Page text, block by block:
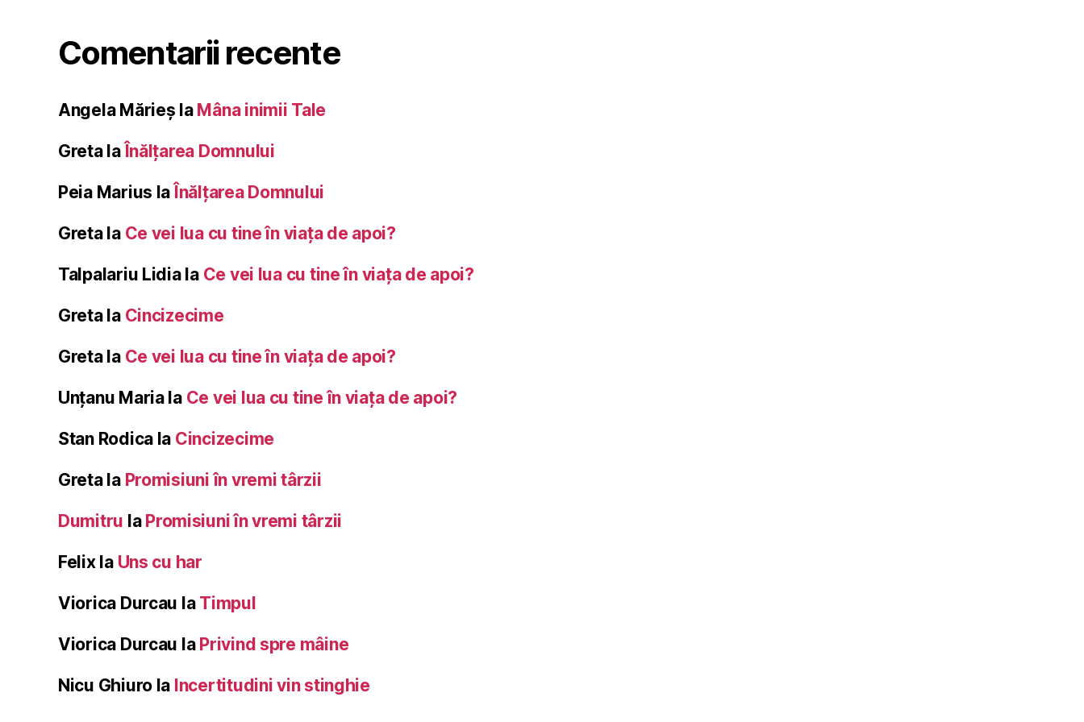
Comentarii recente
Angela Mărieș la Mâna inimii Tale
Gretala Înălţarea Domnului
Peia Marius la Înălţarea Domnului
Gretala Ce vei lua cu tine în viața de apoi?
Talpalariu Lidiala Ce vei lua cu tine în viața de apoi?
Gretala Cincizecime
Gretala Ce vei lua cu tine în viața de apoi?
Unțanu Mariala Ce vei lua cu tine în viața de apoi?
Stan Rodica la Cincizecime
Gretala Promisiuni în vremi târzii
Dumitru la Promisiuni în vremi târzii
Felixla Uns cu har
Viorica Durcau la Timpul
Viorica Durcau la Privind spre mâine
Nicu Ghiuro la Incertitudini vin stinghie